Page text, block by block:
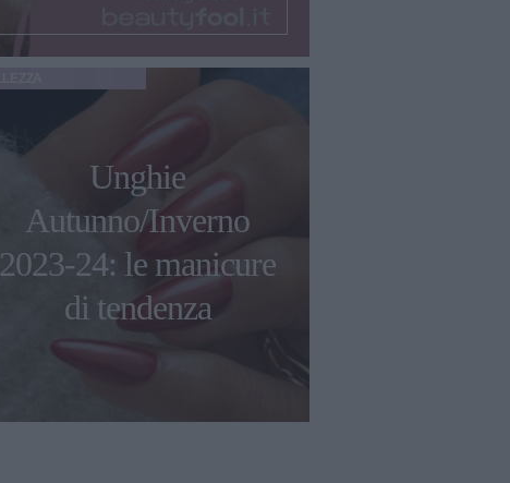
Unghie
Autunno/Inverno
2023-24: le manicure
di tendenza